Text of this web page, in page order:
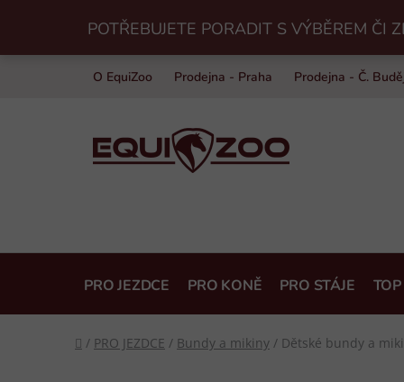
obsah
POTŘEBUJETE PORADIT S VÝBĚREM ČI
O EquiZoo Prodejna - Praha Prodejna - Č.
PRO JEZDCE PRO KONĚ PRO STÁJE
Domů
/ PRO JEZDCE / Bundy a mikiny / Dětské bundy a